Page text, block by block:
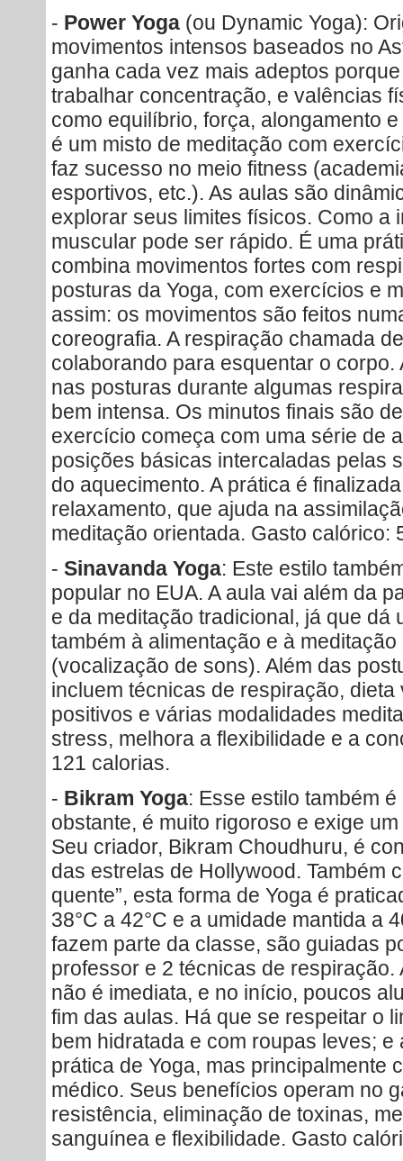
- Power Yoga (ou Dynamic Yoga):
movimentos intensos baseados no
ganha cada vez mais adeptos
trabalhar concentração, e valências
como equilíbrio, força, alongamento
é um misto de meditação com
faz sucesso no meio fitness
esportivos, etc.). As aulas são
explorar seus limites físicos. Como a
muscular pode ser rápido. É uma
combina movimentos fortes com
posturas da Yoga, com exercícios e
assim: os movimentos são feitos
coreografia. A respiração chamada
colaborando para esquentar o
nas posturas durante algumas
bem intensa. Os minutos finais são
exercício começa com uma série de
posições básicas intercaladas pelas
do aquecimento. A prática é
relaxamento, que ajuda na
meditação orientada. Gasto calórico:
- Sinavanda Yoga: Este estilo
popular no EUA. A aula vai além da
e da meditação tradicional, já que dá
também à alimentação e à
(vocalização de sons). Além das
incluem técnicas de respiração,
positivos e várias modalidades
stress, melhora a flexibilidade e a
121 calorias.
- Bikram Yoga: Esse estilo também
obstante, é muito rigoroso e exige
Seu criador, Bikram Choudhuru, é
das estrelas de Hollywood. Também
quente”, esta forma de Yoga é
38°C a 42°C e a umidade mantida a
fazem parte da classe, são guiadas
professor e 2 técnicas de
não é imediata, e no início, poucos
fim das aulas. Há que se respeitar o
bem hidratada e com roupas leves;
prática de Yoga, mas principalmente
médico. Seus benefícios operam no
resistência, eliminação de toxinas,
sanguínea e flexibilidade. Gasto